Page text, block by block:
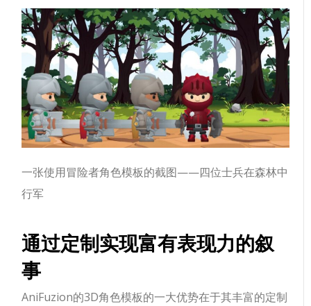
一张使用冒险者角色模板的截图——四位士兵在森林中
行军
通过定制实现富有表现力的叙
事
AniFuzion的3D角色模板的一大优势在于其丰富的定制